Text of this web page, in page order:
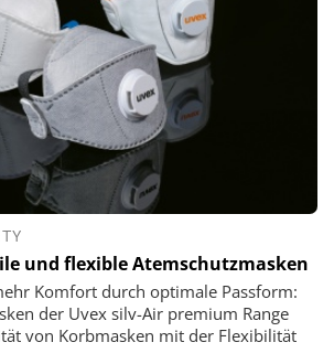
und flexible Atemschutzmasken
Komfort durch optimale Passform:
der Uvex silv-Air premium Range
von Korbmasken mit der Flexibilität